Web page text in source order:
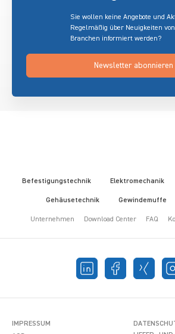
Sie wollen keine Angebote und
Regelmäßig über Neuigkeiten
Branchen informiert werden?
Newsletter abonnieren
Befestigungstechnik Elektromechanik
Gehäusetechnik Gewindemuffe
Unternehmen Download Center FAQ
IMPRESSUM